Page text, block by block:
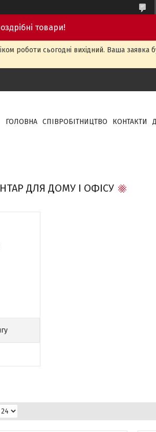
товари!
роботи сьогодні вихідний. Ваша
ГОЛОВНА СПІВРОБІТНИЦТВО КОНТАКТИ
ДЛЯ ДОМУ І ОФІСУ